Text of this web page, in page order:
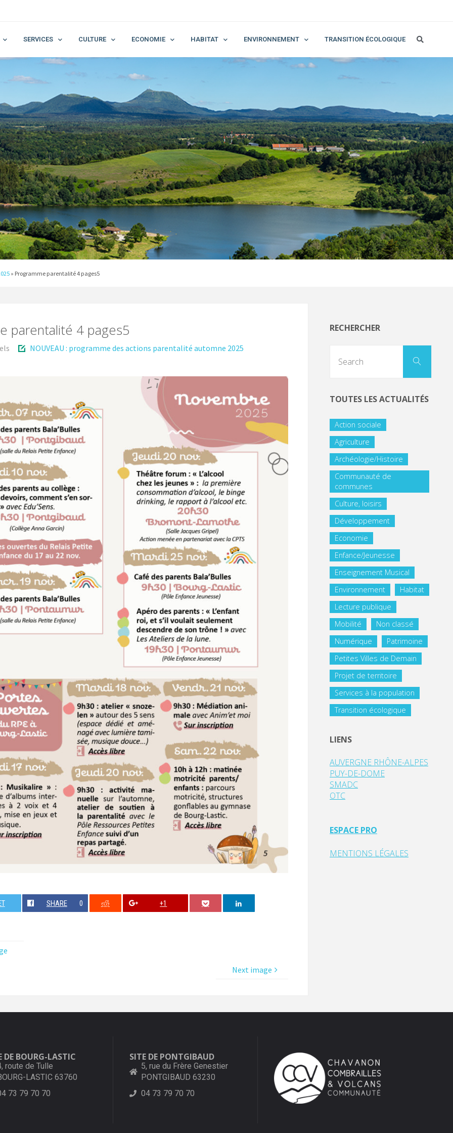
SERVICES CULTURE ECONOMIE HABITAT ENVIRONNEMENT TRANSITION ÉCOLOGIQUE
» Programme parentalité 4 pages5
parentalité 4 pages5
NOUVEAU : programme des actions parentalité automne 2025
SHARE 0 +1
Next image
RECHERCHER
TOUTES LES ACTUALITÉS
Action sociale
Agriculture
Archéologie/Histoire
Communauté de
communes
Culture, loisirs
Développement
Economie
Enfance/Jeunesse
Enseignement Musical
Environnement
Habitat
Lecture publique
Mobilité
Non classé
Numérique
Patrimoine
Petites Villes de Demain
Projet de territoire
Services à la population
Transition écologique
LIENS
AUVERGNE RHÔNE-ALPES
PUY-DE-DOME
SMADC
OTC
ESPACE PRO
MENTIONS LÉGALES
DE BOURG-LASTIC
route de Tulle
LASTIC 63760
73 79 70 70
SITE DE PONTGIBAUD
5, rue du Frère Genestier
PONTGIBAUD 63230
04 73 79 70 70